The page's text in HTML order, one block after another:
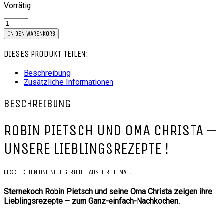
Vorrätig
Unsere
Lieblingsrezepte
Menge
IN DEN WARENKORB
DIESES PRODUKT TEILEN:
Beschreibung
Zusätzliche Informationen
BESCHREIBUNG
ROBIN PIETSCH UND OMA CHRISTA –
UNSERE LIEBLINGSREZEPTE !
GESCHICHTEN UND NEUE GERICHTE AUS DER HEIMAT…
Sternekoch Robin Pietsch und seine Oma Christa zeigen ihre
Lieblingsrezepte – zum Ganz-einfach-Nachkochen.